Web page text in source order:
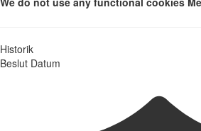
Historik
Beslut Datum